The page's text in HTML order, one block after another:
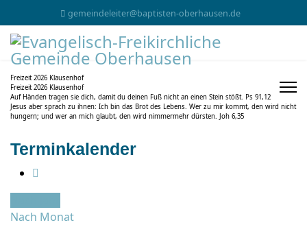
gemeindeleiter@baptisten-oberhausen.de
Freizeit 2026 Klausenhof
Freizeit 2026 Klausenhof
Auf Händen tragen sie dich, damit du deinen Fuß nicht an einen Stein stößt. Ps 91,12
Jesus aber sprach zu ihnen: Ich bin das Brot des Lebens. Wer zu mir kommt, den wird nicht
hungern; und wer an mich glaubt, den wird nimmermehr dürsten. Joh 6,35
Terminkalender
Nach Monat